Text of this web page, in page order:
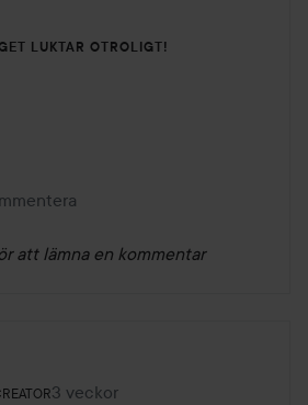
LUKTAR OTROLIGT!
att lämna en kommentar
roll: Lyko Creator.
3 veckor
Inlägget skapades 3 veckor